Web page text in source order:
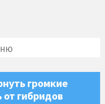
громкие
гибридов